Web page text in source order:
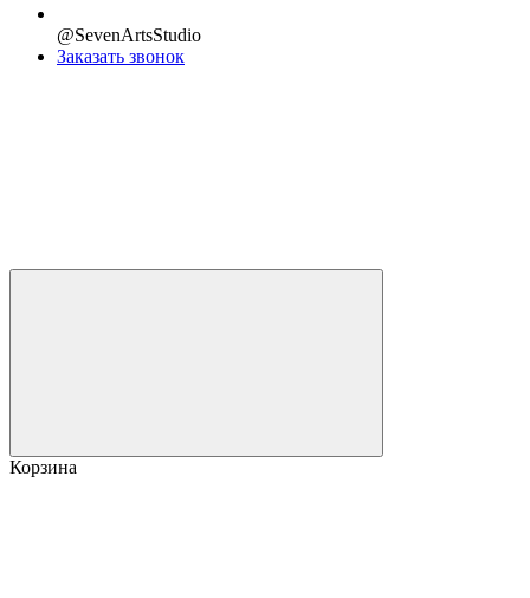
@SevenArtsStudio
Заказать звонок
Корзина